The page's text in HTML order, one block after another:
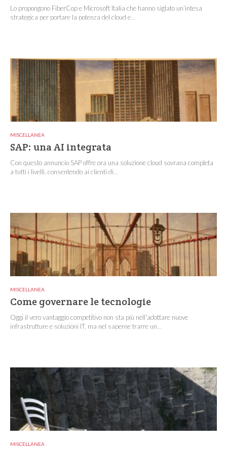
Lo propongono FiberCop e Microsoft Italia che hanno siglato un’intesa
strategica per portare la potenza del cloud e...
MISCELLANEA
SAP: una AI integrata
Con questo annuncio SAP offre ora una soluzione cloud sovrana completa
a tutti i livelli, consentendo ai clienti di...
MISCELLANEA
Come governare le tecnologie
Oggi il vero vantaggio competitivo non sta più nell'adottare nuove
infrastrutture e soluzioni IT, ma nel saperne trarre un...
MISCELLANEA